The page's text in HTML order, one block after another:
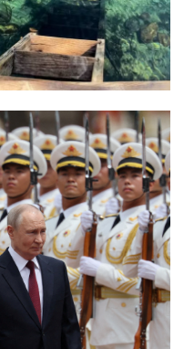
Sitemap
seu
afirma.cc